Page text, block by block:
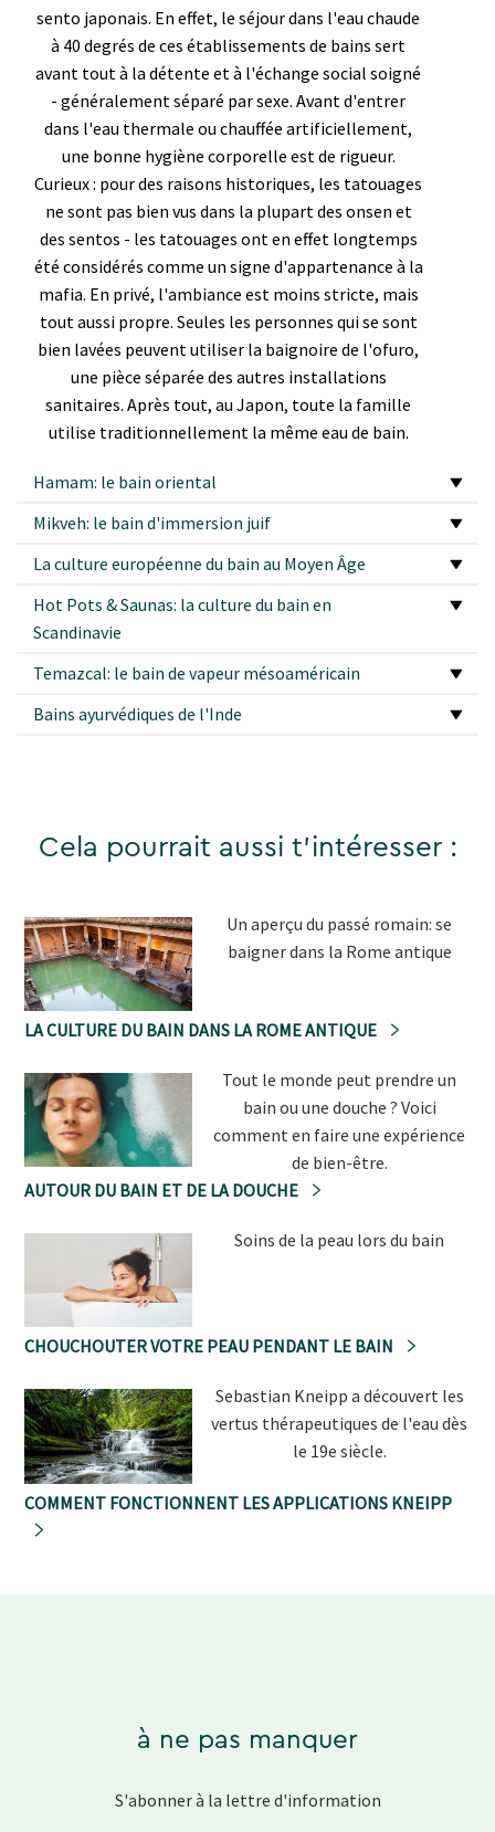
sento japonais. En effet, le séjour dans l'eau chaude
à 40 degrés de ces établissements de bains sert
avant tout à la détente et à l'échange social soigné
- généralement séparé par sexe. Avant d'entrer
dans l'eau thermale ou chauffée artificiellement,
une bonne hygiène corporelle est de rigueur.
Curieux : pour des raisons historiques, les tatouages
ne sont pas bien vus dans la plupart des onsen et
des sentos - les tatouages ont en effet longtemps
été considérés comme un signe d'appartenance à la
mafia. En privé, l'ambiance est moins stricte, mais
tout aussi propre. Seules les personnes qui se sont
bien lavées peuvent utiliser la baignoire de l'ofuro,
une pièce séparée des autres installations
sanitaires. Après tout, au Japon, toute la famille
utilise traditionnellement la même eau de bain.
Hamam: le bain oriental
Mikveh: le bain d'immersion juif
La culture européenne du bain au Moyen Âge
Hot Pots & Saunas: la culture du bain en
Scandinavie
Temazcal: le bain de vapeur mésoaméricain
Bains ayurvédiques de l'Inde
Cela pourrait aussi t'intéresser :
Un aperçu du passé romain: se
baigner dans la Rome antique
LA CULTURE DU BAIN DANS LA ROME ANTIQUE
Tout le monde peut prendre un
bain ou une douche ? Voici
comment en faire une expérience
de bien-être.
AUTOUR DU BAIN ET DE LA DOUCHE
Soins de la peau lors du bain
CHOUCHOUTER VOTRE PEAU PENDANT LE BAIN
Sebastian Kneipp a découvert les
vertus thérapeutiques de l'eau dès
le 19e siècle.
COMMENT FONCTIONNENT LES APPLICATIONS KNEIPP
à ne pas manquer
S'abonner à la lettre d'information